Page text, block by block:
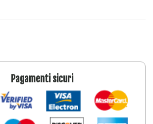
Pagamenti sicuri